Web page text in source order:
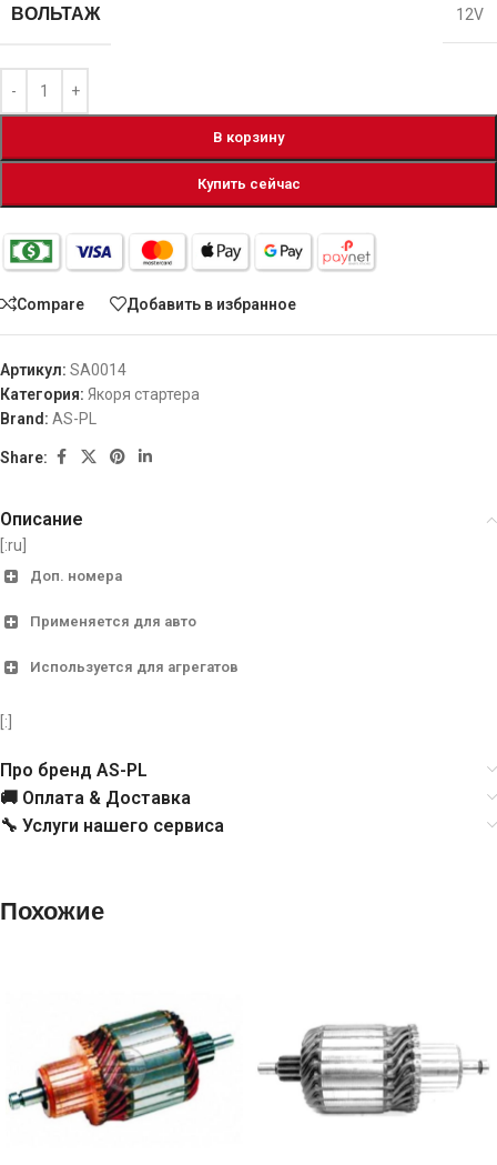
ВОЛЬТАЖ 12V
В корзину
Купить сейчас
Compare Добавить в избранное
Артикул: SA0014
Категория: Якоря стартера
Brand: AS-PL
Share:
Описание
[:ru]
Доп. номера
SA0014
2004004075
130116
1012419 POWERMAX
81012419 POWERMAX
Применяется для авто
Используется для агрегатов
[:]
Про бренд AS-PL
🚚 Оплата & Доставка
🔧 Услуги нашего сервиса
Похожие